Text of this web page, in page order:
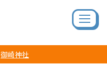
御崎神社